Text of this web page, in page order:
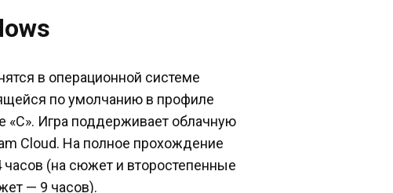
в операционной системе
по умолчанию в профиле
«C». Игра поддерживает облачную
Cloud. На полное прохождение
часов (на сюжет и второстепенные
— 9 часов).